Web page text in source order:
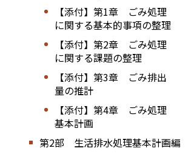
【添付】第1章 ごみ処理
に関する基本的事項の整理
【添付】第2章 ごみ処理
に関する課題の整理
【添付】第3章 ごみ排出
量の推計
【添付】第4章 ごみ処理
基本計画
第2部 生活排水処理基本計画編